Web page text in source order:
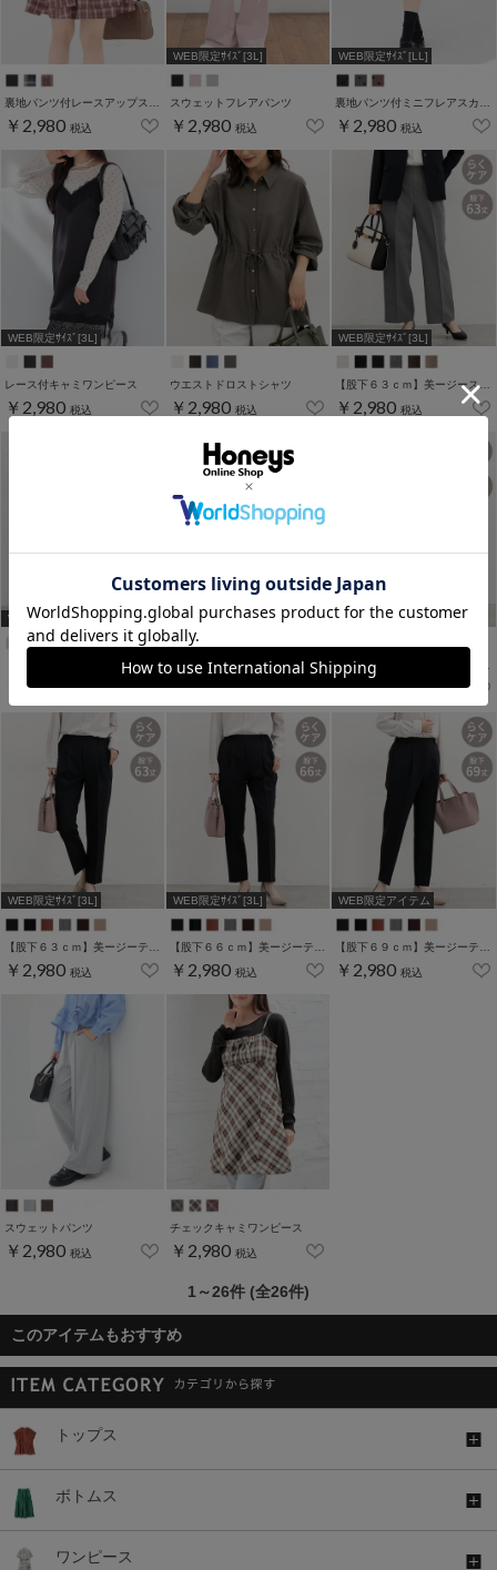
￥2,980 税込
WEB限定ｻｲｽﾞ[3L]
スウェットフレアパンツ
￥2,980 税込
WEB限定ｻｲｽﾞ[LL]
￥2,980 税込
WEB限定ｻｲｽﾞ[3L]
レース付キャミワンピース
￥2,980 税込
ウエストドロストシャツ
￥2,980 税込
WEB限定ｻｲｽﾞ[3L]
【股下６３ｃｍ】美ージーストレート(股下63/66/69cm展開)
￥2,980 税込
WEB限定ｻｲｽﾞ[3L]
【股下６６ｃｍ】美ージーストレート(股下63/66/69cm展開)
￥2,980 税込
WEB限定アイテム
【股下６９ｃｍ】美ージーストレート(股下63/66/69cm展開)
￥2,980 税込
WEB限定ｻｲｽﾞ[3L]
￥2,980 税込
WEB限定ｻｲｽﾞ[3L]
￥2,980 税込
WEB限定ｻｲｽﾞ[3L]
￥2,980 税込
WEB限定アイテム
￥2,980 税込
スウェットパンツ
￥2,980 税込
チェックキャミワンピース
￥2,980 税込
1～26件 (全26件)
このアイテムもおすすめ
トップス
ボトムス
ワンピース